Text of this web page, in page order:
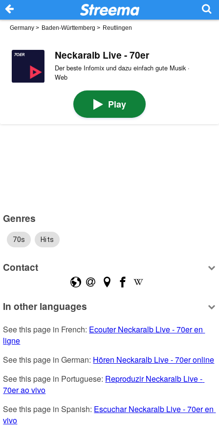
Germany > Baden-Württemberg > Reutlingen
Neckaralb Live - 70er
Der beste Infomix und dazu einfach gute Musik ·
Web
Play
Genres
70s Hits
Contact
In other languages
See this page in French: Ecouter Neckaralb Live - 70er en
ligne
See this page in German: Hören Neckaralb Live - 70er online
See this page in Portuguese: Reproduzir Neckaralb Live -
70er ao vivo
See this page in Spanish: Escuchar Neckaralb Live - 70er en
vivo